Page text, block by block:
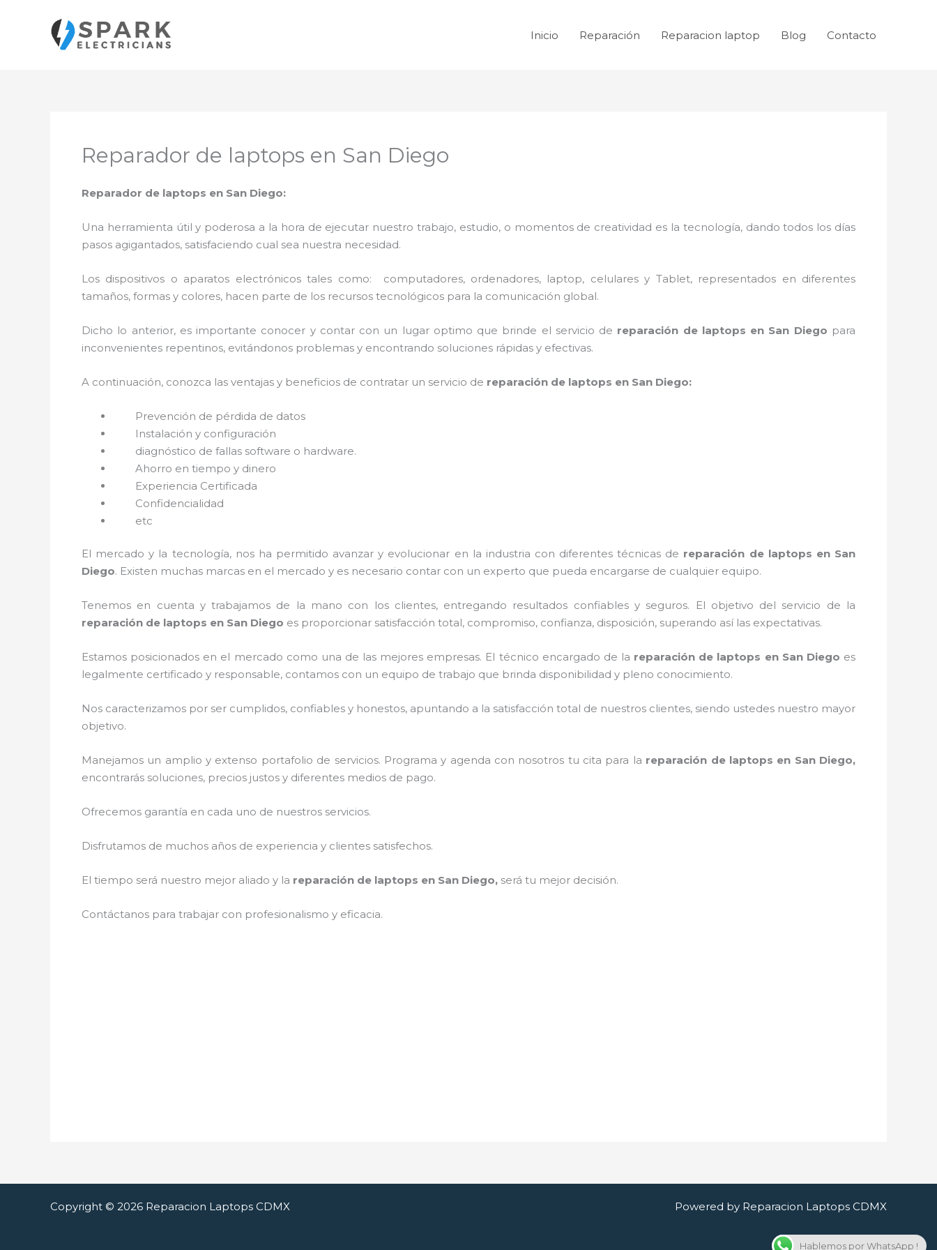
contenido
Inicio Reparación Reparacion laptop Blog Contacto
Reparador de laptops en San Diego
Reparador de laptops en San Diego:
Una herramienta útil y poderosa a la hora de ejecutar nuestro trabajo, estudio, o momentos de creatividad es la tecnología, dando todos los días
pasos agigantados, satisfaciendo cual sea nuestra necesidad.
Los dispositivos o aparatos electrónicos tales como: computadores, ordenadores, laptop, celulares y Tablet, representados en diferentes
tamaños, formas y colores, hacen parte de los recursos tecnológicos para la comunicación global.
Dicho lo anterior, es importante conocer y contar con un lugar optimo que brinde el servicio de reparación de laptops en San Diego para
inconvenientes repentinos, evitándonos problemas y encontrando soluciones rápidas y efectivas.
A continuación, conozca las ventajas y beneficios de contratar un servicio de reparación de laptops en San Diego:
Prevención de pérdida de datos
Instalación y configuración
diagnóstico de fallas software o hardware.
Ahorro en tiempo y dinero
Experiencia Certificada
Confidencialidad
etc
El mercado y la tecnología, nos ha permitido avanzar y evolucionar en la industria con diferentes técnicas de reparación de laptops en San
Diego. Existen muchas marcas en el mercado y es necesario contar con un experto que pueda encargarse de cualquier equipo.
Tenemos en cuenta y trabajamos de la mano con los clientes, entregando resultados confiables y seguros. El objetivo del servicio de la
reparación de laptops en San Diego es proporcionar satisfacción total, compromiso, confianza, disposición, superando así las expectativas.
Estamos posicionados en el mercado como una de las mejores empresas. El técnico encargado de la reparación de laptops en San Diego es
legalmente certificado y responsable, contamos con un equipo de trabajo que brinda disponibilidad y pleno conocimiento.
Nos caracterizamos por ser cumplidos, confiables y honestos, apuntando a la satisfacción total de nuestros clientes, siendo ustedes nuestro mayor
objetivo.
Manejamos un amplio y extenso portafolio de servicios. Programa y agenda con nosotros tu cita para la reparación de laptops en San Diego,
encontrarás soluciones, precios justos y diferentes medios de pago.
Ofrecemos garantía en cada uno de nuestros servicios.
Disfrutamos de muchos años de experiencia y clientes satisfechos.
El tiempo será nuestro mejor aliado y la reparación de laptops en San Diego, será tu mejor decisión.
Contáctanos para trabajar con profesionalismo y eficacia.
Copyright © 2026 Reparacion Laptops CDMX Powered by Reparacion Laptops CDMX
Hablemos por WhatsApp !